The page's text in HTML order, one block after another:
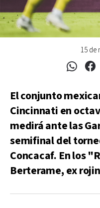
15 de
El conjunto
Cincinnati en
medirá ante las
semifinal del
Concacaf. En los
Berterame, ex